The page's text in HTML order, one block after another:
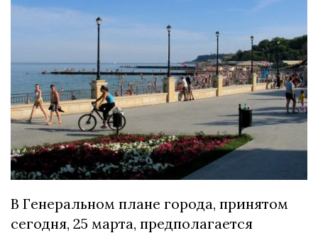
В Генеральном плане города, принятом
сегодня, 25 марта, предполагается